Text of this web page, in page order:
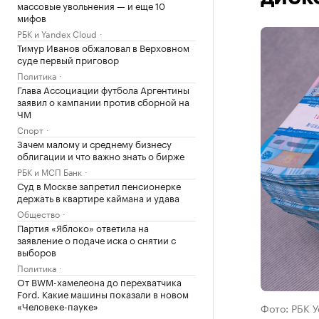
массовые увольнения — и еще 10
мифов
РБК и Yandex Cloud
Тимур Иванов обжаловал в Верховном
суде первый приговор
Политика
Глава Ассоциации футбола Аргентины
заявил о кампании против сборной на
ЧМ
Спорт
Зачем малому и среднему бизнесу
облигации и что важно знать о бирже
РБК и МСП Банк
Суд в Москве запретил пенсионерке
держать в квартире каймана и удава
Общество
Партия «Яблоко» ответила на
заявление о подаче иска о снятии с
выборов
Политика
От BWM-хамелеона до перехватчика
Ford. Какие машины показали в новом
«Человеке-пауке»
Фото: РБК